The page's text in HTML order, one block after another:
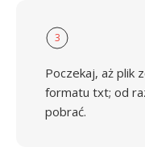
3
Poczekaj, aż plik
formatu txt; od
pobrać.